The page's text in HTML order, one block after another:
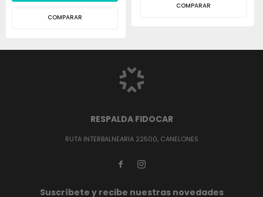
COMPARAR
COMPARAR
RESPALDA FIDOCAR
RUTA INTERBALNEARIA 22500, CANELONES
 
Suscríbete y recibe nuestras novedades